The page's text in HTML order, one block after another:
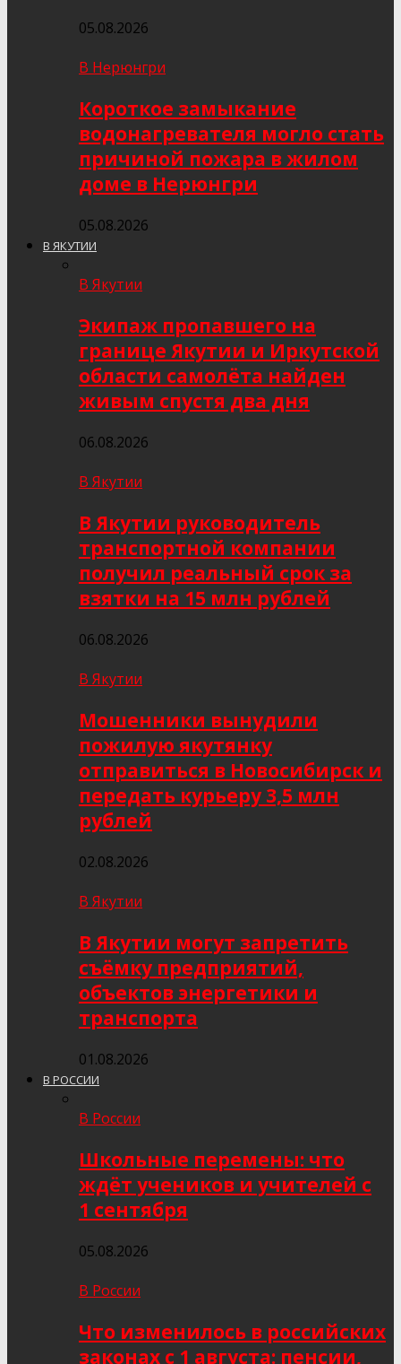
05.08.2026
В Нерюнгри
Короткое замыкание
водонагревателя могло стать
причиной пожара в жилом
доме в Нерюнгри
05.08.2026
В ЯКУТИИ
В Якутии
Экипаж пропавшего на
границе Якутии и Иркутской
области самолёта найден
живым спустя два дня
06.08.2026
В Якутии
В Якутии руководитель
транспортной компании
получил реальный срок за
взятки на 15 млн рублей
06.08.2026
В Якутии
Мошенники вынудили
пожилую якутянку
отправиться в Новосибирск и
передать курьеру 3,5 млн
рублей
02.08.2026
В Якутии
В Якутии могут запретить
съёмку предприятий,
объектов энергетики и
транспорта
01.08.2026
В РОССИИ
В России
Школьные перемены: что
ждёт учеников и учителей с
1 сентября
05.08.2026
В России
Что изменилось в российских
законах с 1 августа: пенсии,